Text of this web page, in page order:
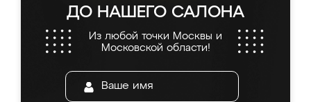
ДО НАШЕГО САЛОНА
Из любой точки Москвы и
Московской области!